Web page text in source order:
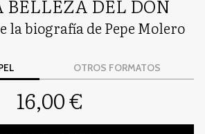
BELLEZA DEL DON
la biografía de Pepe Molero
OTROS FORMATOS
16,00 €